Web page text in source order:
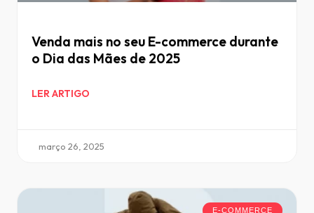
Venda mais no seu E-commerce durante
o Dia das Mães de 2025
LER ARTIGO
março 26, 2025
E-COMMERCE